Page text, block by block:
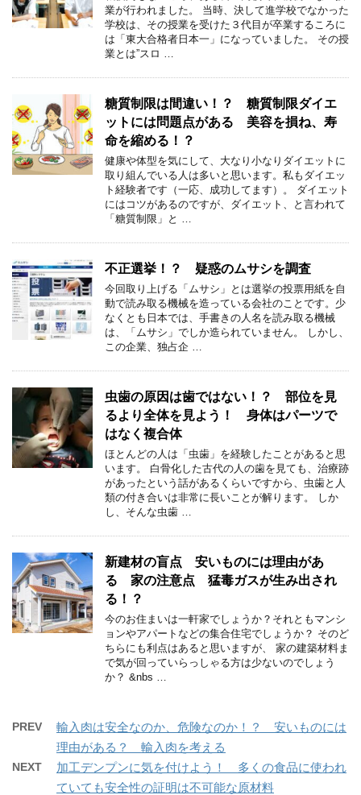
業が行われました。 当時、決して進学校でなかった
学校は、その授業を受けた３代目が卒業するころに
は「東大合格者日本一」になっていました。 その授
業とは”スロ …
糖質制限は間違い！？ 糖質制限ダイエ
ットには問題点がある 美容を損ね、寿
命を縮める！？
健康や体型を気にして、大なり小なりダイエットに
取り組んでいる人は多いと思います。私もダイエッ
ト経験者です（一応、成功してます）。 ダイエット
にはコツがあるのですが、ダイエット、と言われて
「糖質制限」と …
不正選挙！？ 疑惑のムサシを調査
今回取り上げる「ムサシ」とは選挙の投票用紙を自
動で読み取る機械を造っている会社のことです。少
なくとも日本では、手書きの人名を読み取る機械
は、「ムサシ」でしか造られていません。 しかし、
この企業、独占企 …
虫歯の原因は歯ではない！？ 部位を見
るより全体を見よう！ 身体はパーツで
はなく複合体
ほとんどの人は「虫歯」を経験したことがあると思
います。 白骨化した古代の人の歯を見ても、治療跡
があったという話があるくらいですから、虫歯と人
類の付き合いは非常に長いことが解ります。 しか
し、そんな虫歯 …
新建材の盲点 安いものには理由があ
る 家の注意点 猛毒ガスが生み出され
る！？
今のお住まいは一軒家でしょうか？それともマンシ
ョンやアパートなどの集合住宅でしょうか？ そのど
ちらにも利点はあると思いますが、 家の建築材料ま
で気が回っていらっしゃる方は少ないのでしょう
か？ &nbs …
PREV
輸入肉は安全なのか、危険なのか！？ 安いものには
理由がある？ 輸入肉を考える
NEXT
加工デンプンに気を付けよう！ 多くの食品に使われ
ていても安全性の証明は不可能な原材料